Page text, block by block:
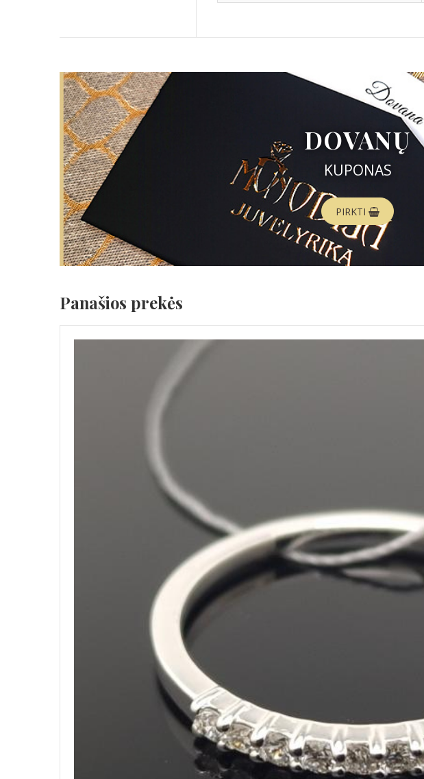
DOVANŲ
KUPONAS
PIRKTI
Panašios prekės